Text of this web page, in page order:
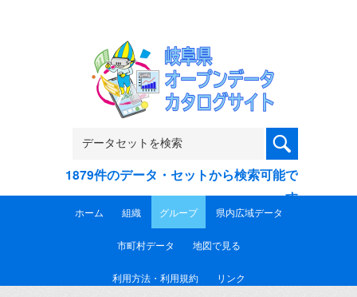
1879件のデータ・セットから検索可能で
す
ホーム 組織 グループ 県内広域データ
市町村データ 地図で見る
利用方法・利用規約 リンク